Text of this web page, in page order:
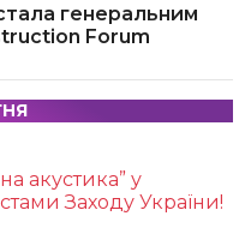
генеральним
Forum
акустика” у
Заходу України!